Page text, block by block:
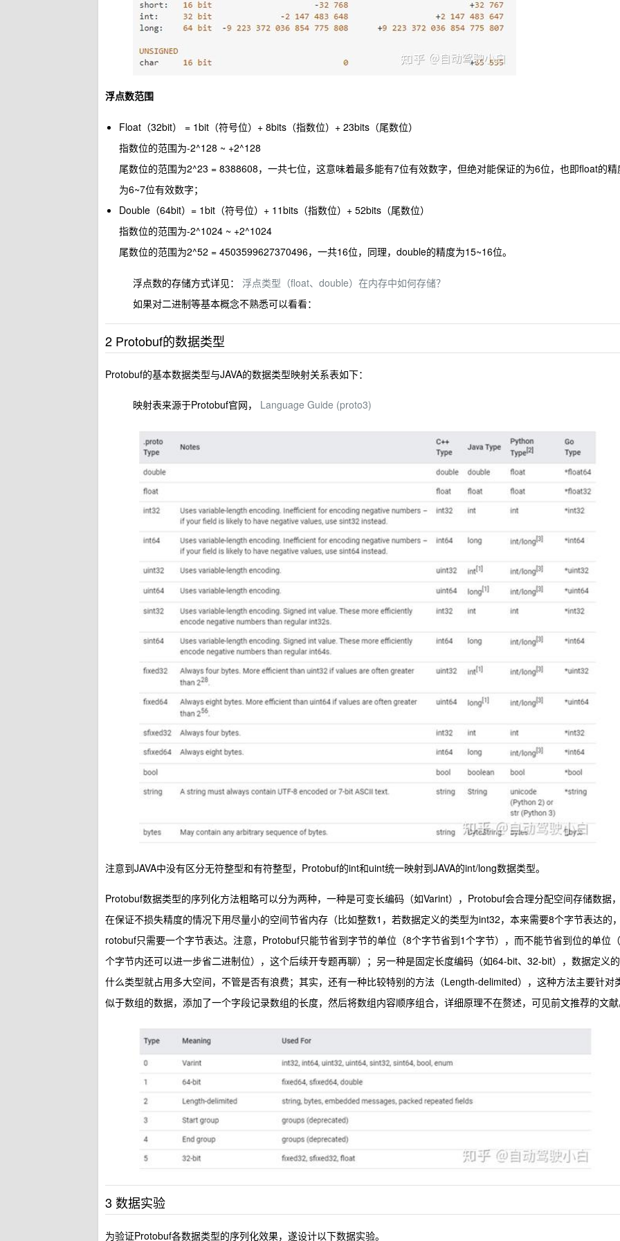
浮点数范围
Float（32bit） = 1bit（符号位）+ 8bits（指数位）+ 23bits（尾数位）
指数位的范围为-2^128 ~ +2^128
尾数位的范围为2^23 = 8388608，一共七位，这意味着最多能有7位有效数字，但绝对能保证的为6位，也即float的精
为6~7位有效数字；
Double（64bit）= 1bit（符号位）+ 11bits（指数位）+ 52bits（尾数位）
指数位的范围为-2^1024 ~ +2^1024
尾数位的范围为2^52 = 4503599627370496，一共16位，同理，double的精度为15~16位。
浮点数的存储方式详见： 浮点类型（float、double）在内存中如何存储？
如果对二进制等基本概念不熟悉可以看看：
2 Protobuf的数据类型
Protobuf的基本数据类型与JAVA的数据类型映射关系表如下：
映射表来源于Protobuf官网， Language Guide (proto3)
注意到JAVA中没有区分无符整型和有符整型，Protobuf的int和uint统一映射到JAVA的int/long数据类型。
Protobuf数据类型的序列化方法粗略可以分为两种，一种是可变长编码（如Varint），Protobuf会合理分配空间存储数据
在保证不损失精度的情况下用尽量小的空间节省内存（比如整数1，若数据定义的类型为int32，本来需要8个字节表达的
rotobuf只需要一个字节表达。注意，Protobuf只能节省到字节的单位（8个字节省到1个字节），而不能节省到位的单位
个字节内还可以进一步省二进制位），这个后续开专题再聊）；另一种是固定长度编码（如64-bit、32-bit），数据定义的
什么类型就占用多大空间，不管是否有浪费；其实，还有一种比较特别的方法（Length-delimited），这种方法主要针对
似于数组的数据，添加了一个字段记录数组的长度，然后将数组内容顺序组合，详细原理不在赘述，可见前文推荐的文
3 数据实验
为验证Protobuf各数据类型的序列化效果，遂设计以下数据实验。